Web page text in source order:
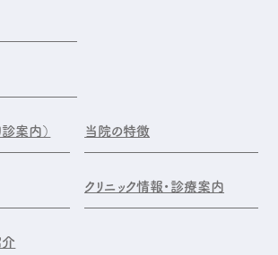
案内） 当院の特徴
クリニック情報・診療案内
介